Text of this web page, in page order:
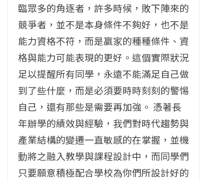
臨眾多的角逐者，許多時候，敗下陣來的
競爭者，並不是本身條件不夠好，也不是
能力資格不符，而是贏家的種種條件、資
格與能力可能表現的更好。這個實際狀況
足以提醒所有同學，永遠不能滿足自己做
到了些什麼，而是必須要時時刻刻的警惕
自己，還有那些是需要再加強。 憑著長
年辦學的績效與經驗，我們對時代趨勢與
產業結構的變遷一直敏感的在掌握，並機
動將之融入教學與課程設計中，而同學們
只要願意積極配合學校為你們所設計好的